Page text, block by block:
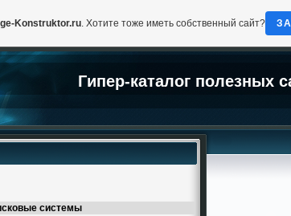
Гипер-каталог полезных
системы
Konstruktor.ru. Хотите тоже иметь собственный сайт?